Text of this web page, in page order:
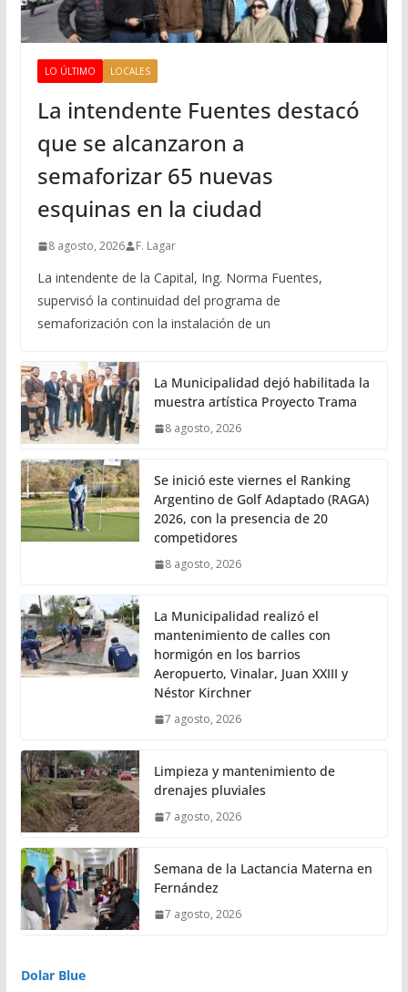
LO ÚLTIMO LOCALES
La intendente Fuentes destacó
que se alcanzaron a
semaforizar 65 nuevas
esquinas en la ciudad
8 agosto, 2026 F. Lagar
La intendente de la Capital, Ing. Norma Fuentes,
supervisó la continuidad del programa de
semaforización con la instalación de un
La Municipalidad dejó habilitada la
muestra artística Proyecto Trama
8 agosto, 2026
Se inició este viernes el Ranking
Argentino de Golf Adaptado (RAGA)
2026, con la presencia de 20
competidores
8 agosto, 2026
La Municipalidad realizó el
mantenimiento de calles con
hormigón en los barrios
Aeropuerto, Vinalar, Juan XXIII y
Néstor Kirchner
7 agosto, 2026
Limpieza y mantenimiento de
drenajes pluviales
7 agosto, 2026
Semana de la Lactancia Materna en
Fernández
7 agosto, 2026
Dolar Blue